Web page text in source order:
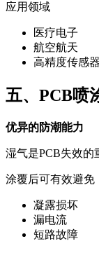
应用领域
医疗电子
航空航天
高精度传感器
五、PCB喷
优异的防潮能力
湿气是PCB失效的
涂覆后可有效避免
凝露损坏
漏电流
短路故障